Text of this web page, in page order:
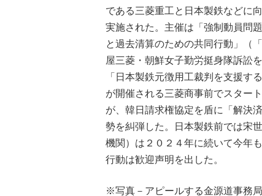
である三菱重工と日本製鉄などに
実施された。主催は「強制動員問
と過去清算のための共同行動」（
屋三菱・朝鮮女子勤労挺身隊訴訟
「日本製鉄元徴用工裁判を支援す
が開催される三菱商事前でスター
が、韓日請求権協定を盾に「解決
勢を糾弾した。日本製鉄前では宋
機関）は２０２４年に続いて今年
行動は歓迎声明を出した。
※写真－アピールする金源道事務